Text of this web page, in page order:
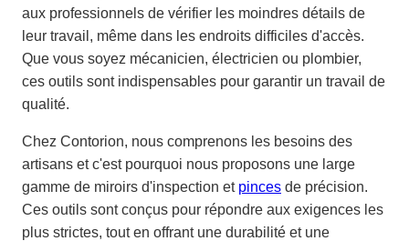
aux professionnels de vérifier les moindres détails de
leur travail, même dans les endroits difficiles d'accès.
Que vous soyez mécanicien, électricien ou plombier,
ces outils sont indispensables pour garantir un travail de
qualité.
Chez Contorion, nous comprenons les besoins des
artisans et c'est pourquoi nous proposons une large
gamme de miroirs d'inspection et pinces de précision.
Ces outils sont conçus pour répondre aux exigences les
plus strictes, tout en offrant une durabilité et une